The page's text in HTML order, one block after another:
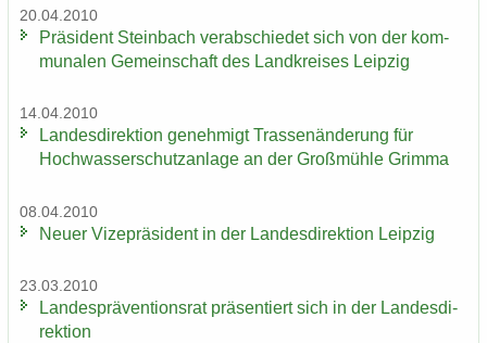
20.04.2010
Prä­si­dent Stein­bach ver­ab­schie­det sich von der kom­
mu­na­len Ge­mein­schaft des Land­krei­ses Leip­zig
14.04.2010
Lan­des­di­rek­ti­on ge­neh­migt Tras­sen­än­de­rung für
Hoch­was­ser­schutz­an­la­ge an der Groß­müh­le Grim­ma
08.04.2010
Neuer Vi­ze­prä­si­dent in der Lan­des­di­rek­ti­on Leip­zig
23.03.2010
Lan­des­prä­ven­ti­ons­rat prä­sen­tiert sich in der Lan­des­di­
rek­ti­on